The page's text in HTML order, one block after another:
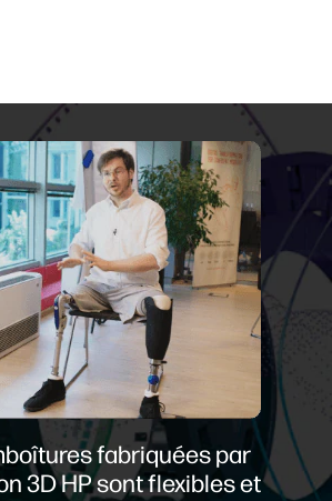
fabriquées par
3D HP sont flexibles et